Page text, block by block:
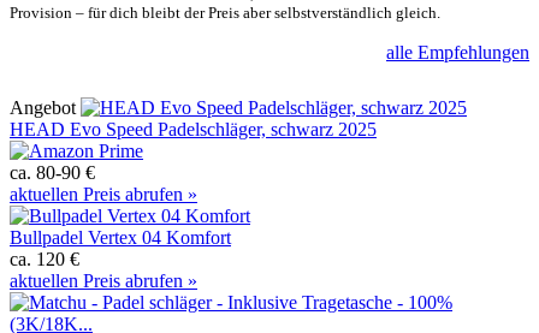
Provision – für dich bleibt der Preis aber selbstverständlich gleich.
alle Empfehlungen
Angebot
HEAD Evo Speed Padelschläger, schwarz 2025
ca. 80-90 €
aktuellen Preis abrufen »
Bullpadel Vertex 04 Komfort
ca. 120 €
aktuellen Preis abrufen »